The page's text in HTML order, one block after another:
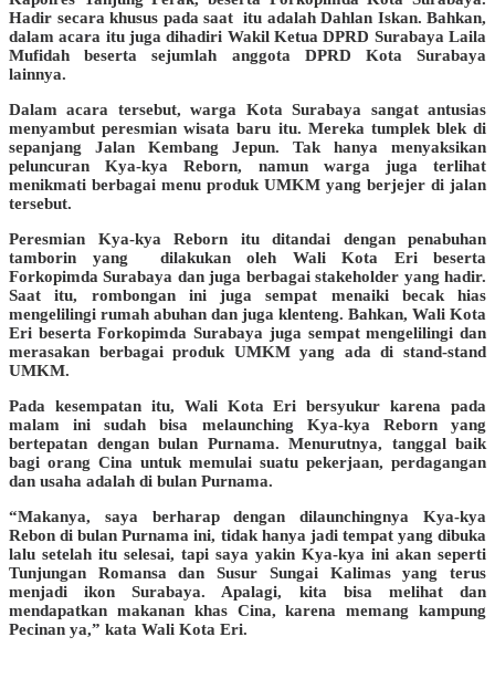
Hadir secara khusus pada saat itu adalah Dahlan Iskan. Bahkan,
dalam acara itu juga dihadiri Wakil Ketua DPRD Surabaya Laila
Mufidah beserta sejumlah anggota DPRD Kota Surabaya
lainnya.
Dalam acara tersebut, warga Kota Surabaya sangat antusias
menyambut peresmian wisata baru itu. Mereka tumplek blek di
sepanjang Jalan Kembang Jepun. Tak hanya menyaksikan
peluncuran Kya-kya Reborn, namun warga juga terlihat
menikmati berbagai menu produk UMKM yang berjejer di jalan
tersebut.
Peresmian Kya-kya Reborn itu ditandai dengan penabuhan
tamborin yang dilakukan oleh Wali Kota Eri beserta
Forkopimda Surabaya dan juga berbagai stakeholder yang hadir.
Saat itu, rombongan ini juga sempat menaiki becak hias
mengelilingi rumah abuhan dan juga klenteng. Bahkan, Wali Kota
Eri beserta Forkopimda Surabaya juga sempat mengelilingi dan
merasakan berbagai produk UMKM yang ada di stand-stand
UMKM.
Pada kesempatan itu, Wali Kota Eri bersyukur karena pada
malam ini sudah bisa melaunching Kya-kya Reborn yang
bertepatan dengan bulan Purnama. Menurutnya, tanggal baik
bagi orang Cina untuk memulai suatu pekerjaan, perdagangan
dan usaha adalah di bulan Purnama.
“Makanya, saya berharap dengan dilaunchingnya Kya-kya
Rebon di bulan Purnama ini, tidak hanya jadi tempat yang dibuka
lalu setelah itu selesai, tapi saya yakin Kya-kya ini akan seperti
Tunjungan Romansa dan Susur Sungai Kalimas yang terus
menjadi ikon Surabaya. Apalagi, kita bisa melihat dan
mendapatkan makanan khas Cina, karena memang kampung
Pecinan ya,” kata Wali Kota Eri.